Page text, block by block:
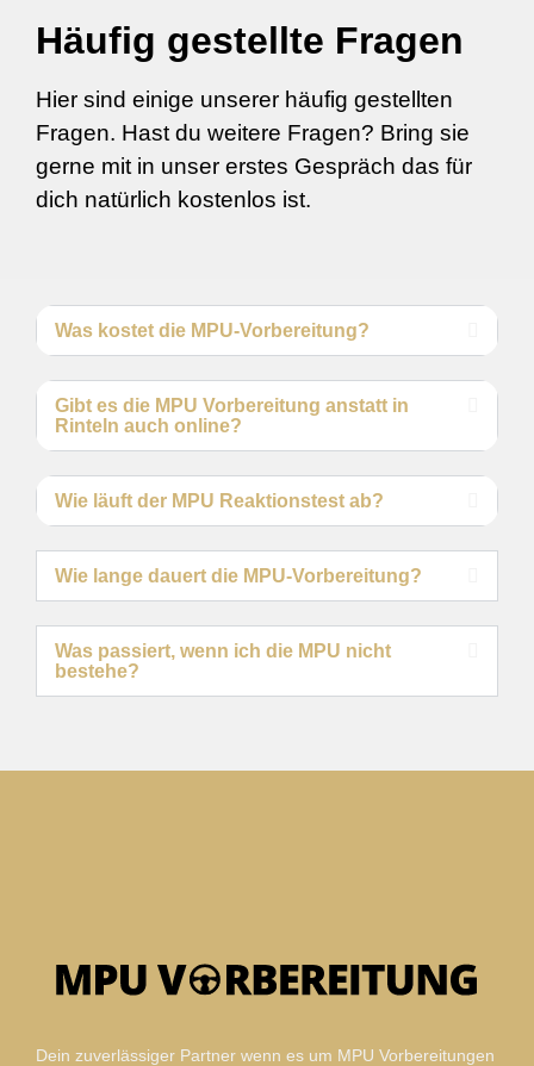
Häufig gestellte Fragen
Hier sind einige unserer häufig gestellten
Fragen. Hast du weitere Fragen? Bring sie
gerne mit in unser erstes Gespräch das für
dich natürlich kostenlos ist.
Was kostet die MPU-Vorbereitung?
Gibt es die MPU Vorbereitung anstatt in
Rinteln auch online?
Wie läuft der MPU Reaktionstest ab?
Wie lange dauert die MPU-Vorbereitung?
Was passiert, wenn ich die MPU nicht
bestehe?
Dein zuverlässiger Partner wenn es um MPU Vorbereitungen